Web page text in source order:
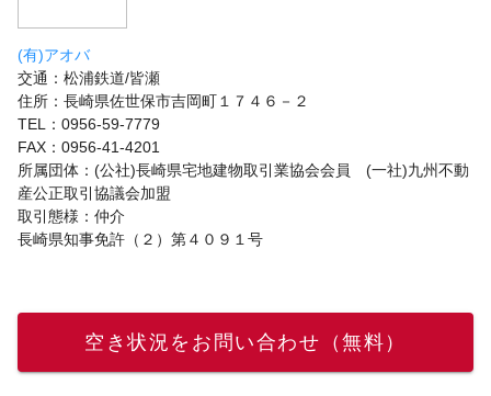
(有)アオバ
交通：松浦鉄道/皆瀬
住所：長崎県佐世保市吉岡町１７４６－２
TEL：0956-59-7779
FAX：0956-41-4201
所属団体：(公社)長崎県宅地建物取引業協会会員 (一社)九州不動
産公正取引協議会加盟
取引態様：仲介
長崎県知事免許（２）第４０９１号
空き状況をお問い合わせ（無料）